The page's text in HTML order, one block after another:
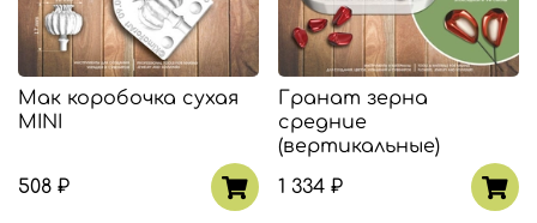
Мак коробочка сухая
MINI
508 ₽
Гранат зерна
средние
(вертикальные)
1 334 ₽